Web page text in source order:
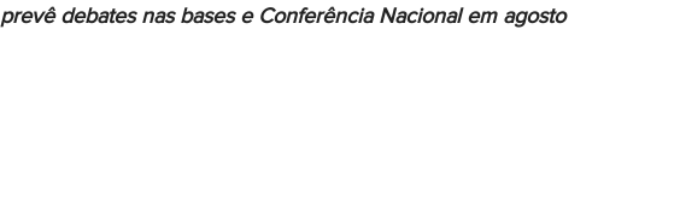
prevê debates nas bases e Conferência Nacional em agosto